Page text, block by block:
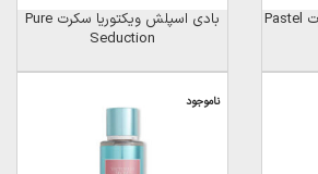
بادی اسپلش ویکتوریا سکرت Pastel
بادی اسپلش ویکتوریا سکرت Pure
Seduction
ناموجود